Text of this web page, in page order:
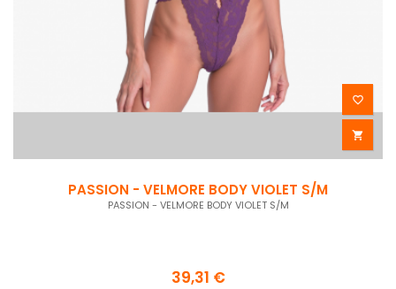


PASSION - VELMORE BODY VIOLET S/M
PASSION - VELMORE BODY VIOLET S/M
39,31 €